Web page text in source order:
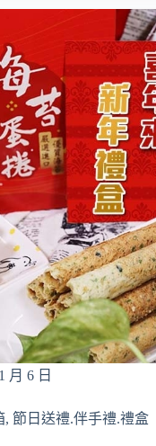
月 6 日
, 節日送禮.伴手禮.禮盒